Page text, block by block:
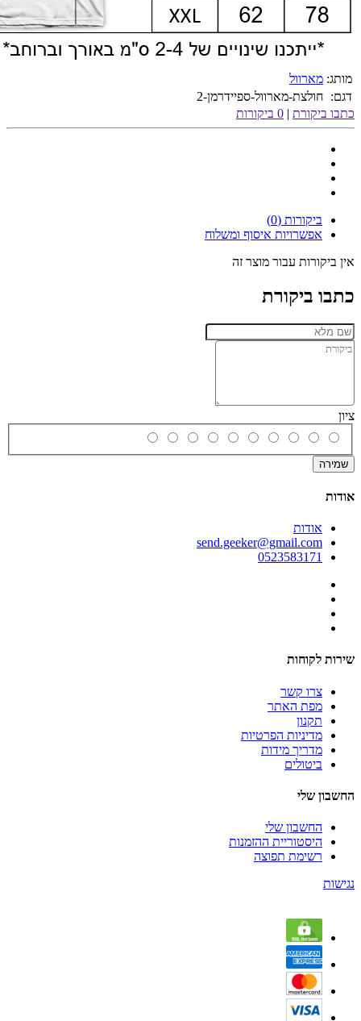
מותג: מארוול
דגם: חולצת-מארוול-ספיידרמן-2
כתבו ביקורת | 0 ביקורות
ביקורות (0)
אפשרויות איסוף ומשלוח
אין ביקורות עבור מוצר זה
כתבו ביקורת
ציון
שמירה
אודות
אודות
send.geeker@gmail.com
0523583171
שירות לקוחות
צרו קשר
מפת האתר
תקנון
מדיניות הפרטיות
מדריך מידות
ביטולים
החשבון שלי
החשבון שלי
היסטוריית ההזמנות
רשימת תפוצה
נגישות